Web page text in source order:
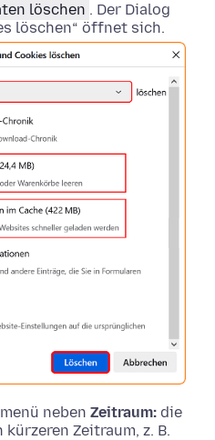
löschen . Der Dialog
löschen“ öffnet sich.
neben Zeitraum: die
kürzeren Zeitraum, z. B.